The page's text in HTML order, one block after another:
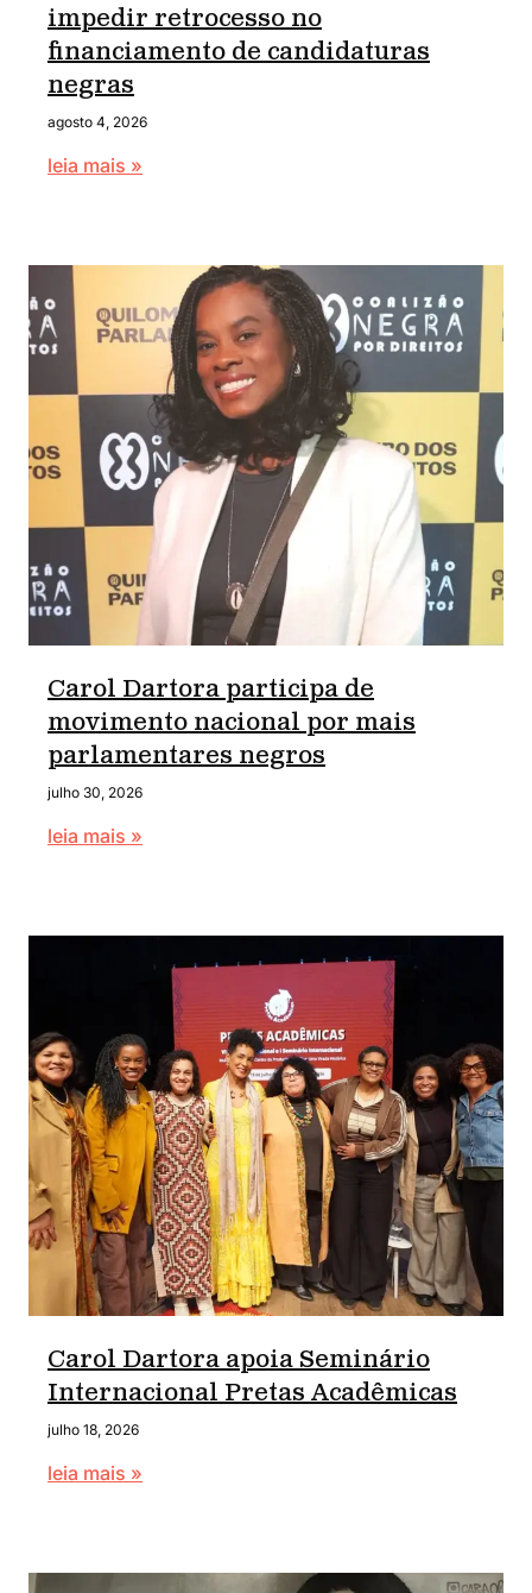
impedir retrocesso no
financiamento de candidaturas
negras
agosto 4, 2026
leia mais »
Carol Dartora participa de
movimento nacional por mais
parlamentares negros
julho 30, 2026
leia mais »
Carol Dartora apoia Seminário
Internacional Pretas Acadêmicas
julho 18, 2026
leia mais »